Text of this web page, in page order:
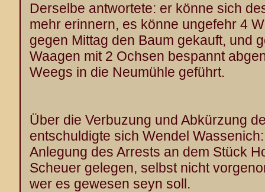
Derselbe antwortete: er könne sich
mehr erinnern, es könne ungefehr 4
gegen Mittag den Baum gekauft, und
Waagen mit 2 Ochsen bespannt
Weegs in die Neumühle geführt.
Über die Verbuzung und Abkürzung
entschuldigte sich Wendel
Anlegung des Arrests an dem Stück
Scheuer gelegen, selbst nicht
wer es gewesen seyn soll.